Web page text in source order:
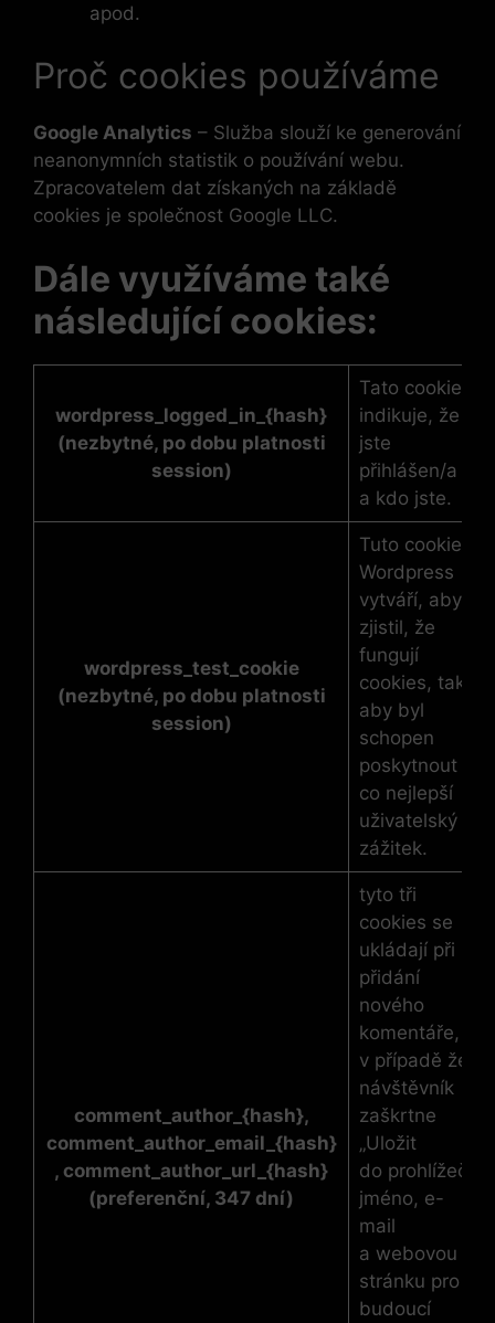
apod.
Proč cookies používáme
Google Analytics – Služba slouží ke generování
neanonymních statistik o používání webu.
Zpracovatelem dat získaných na základě
cookies je společnost Google LLC.
Dále využíváme také
následující cookies:
wordpress_logged_in_{hash}
(nezbytné, po dobu platnosti
session)
Tato cookies
indikuje, že
jste
přihlášen/a
a kdo jste.
wordpress_test_cookie
(nezbytné, po dobu platnosti
session)
Tuto cookies
Wordpress
vytváří, aby
zjistil, že
fungují
cookies, tak
aby byl
schopen
poskytnout
co nejlepší
uživatelský
zážitek.
comment_author_{hash},
comment_author_email_{hash}
, comment_author_url_{hash}
(preferenční, 347 dní)
tyto tři
cookies se
ukládají při
přidání
nového
komentáře,
v případě že
návštěvník
zaškrtne
„Uložit
do prohlížeče
jméno, e-
mail
a webovou
stránku pro
budoucí